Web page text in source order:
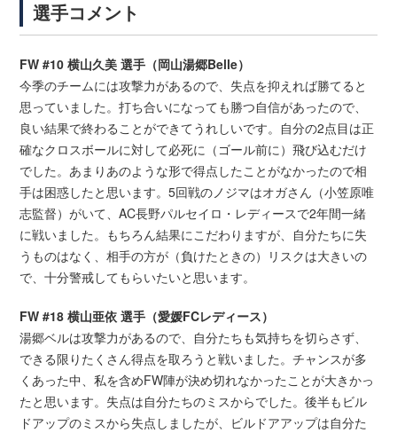
選手コメント
FW #10 横山久美 選手（岡山湯郷Belle）
今季のチームには攻撃力があるので、失点を抑えれば勝てると
思っていました。打ち合いになっても勝つ自信があったので、
良い結果で終わることができてうれしいです。自分の2点目は正
確なクロスボールに対して必死に（ゴール前に）飛び込むだけ
でした。あまりあのような形で得点したことがなかったので相
手は困惑したと思います。5回戦のノジマはオガさん（小笠原唯
志監督）がいて、AC長野パルセイロ・レディースで2年間一緒
に戦いました。もちろん結果にこだわりますが、自分たちに失
うものはなく、相手の方が（負けたときの）リスクは大きいの
で、十分警戒してもらいたいと思います。
FW #18 横山亜依 選手（愛媛FCレディース）
湯郷ベルは攻撃力があるので、自分たちも気持ちを切らさず、
できる限りたくさん得点を取ろうと戦いました。チャンスが多
くあった中、私を含めFW陣が決め切れなかったことが大きかっ
たと思います。失点は自分たちのミスからでした。後半もビル
ドアップのミスから失点しましたが、ビルドアアップは自分た